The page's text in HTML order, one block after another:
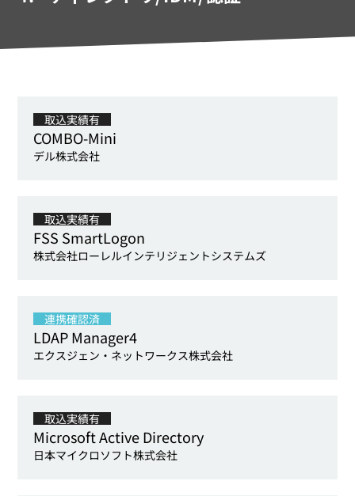
取込実績有
COMBO-Mini
デル株式会社
取込実績有
FSS SmartLogon
株式会社ローレルインテリジェントシステムズ
連携確認済
LDAP Manager4
エクスジェン・ネットワークス株式会社
取込実績有
Microsoft Active Directory
日本マイクロソフト株式会社